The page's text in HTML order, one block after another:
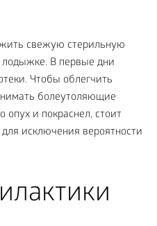
свежую стерильную
лодыжке. В первые дни
Чтобы облегчить
болеутоляющие
опух и покраснел, стоит
исключения вероятности